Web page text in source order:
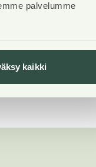
palvelumme
kaikki